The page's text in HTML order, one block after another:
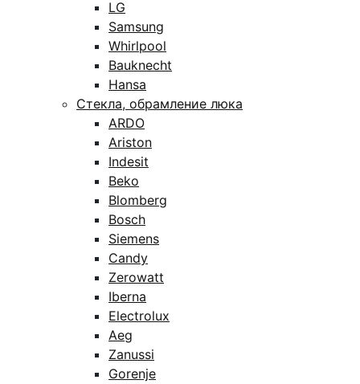
LG
Samsung
Whirlpool
Bauknecht
Hansa
Стекла, обрамление люка
ARDO
Ariston
Indesit
Beko
Blomberg
Bosch
Siemens
Candy
Zerowatt
Iberna
Electrolux
Aeg
Zanussi
Gorenje